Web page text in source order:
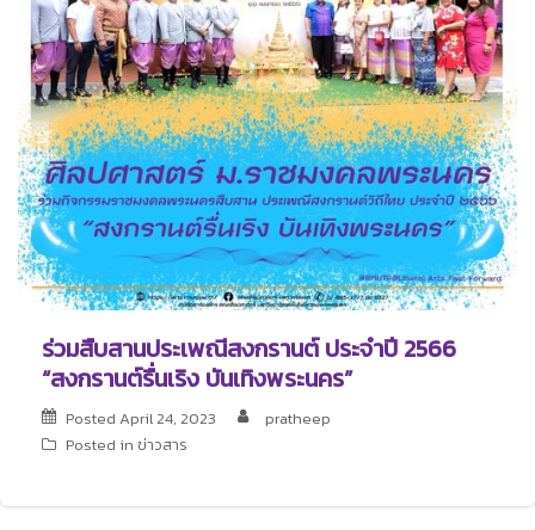
ร่วมสืบสานประเพณีสงกรานต์ ประจำปี 2566
“สงกรานต์รื่นเริง บันเทิงพระนคร”
Posted April 24, 2023
pratheep
Posted in ข่าวสาร